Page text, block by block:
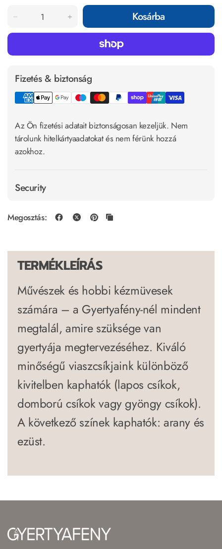
Kosárba
Fizetés & biztonság
Az Ön fizetési adatait biztonságosan kezeljük. Nem
tárolunk hitelkártyaadatokat és nem férünk hozzá
azokhoz.
Security
Megosztás:
TERMÉKLEÍRÁS
Művészek és hobbi kézmüvesek
számára – a Gyertyafény-nél mindent
megtalál, amire szüksége van
gyertyája megtervezéséhez. Kiváló
minőségű viaszcsíkjaink különböző
kivitelben kaphatók (lapos csíkok,
domború csíkok vagy gyöngy csíkok).
A következő színek kaphatók: arany és
ezüst.